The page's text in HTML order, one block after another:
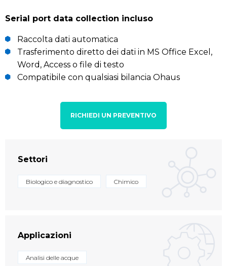
Serial port data collection incluso
Raccolta dati automatica
Trasferimento diretto dei dati in MS Office Excel,
Word, Access o file di testo
Compatibile con qualsiasi bilancia Ohaus
RICHIEDI UN PREVENTIVO
Settori
Biologico e diagnostico Chimico
Applicazioni
Analisi delle acque